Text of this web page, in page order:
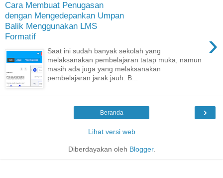
Cara Membuat Penugasan
dengan Mengedepankan Umpan
Balik Menggunakan LMS
Formatif
›
Saat ini sudah banyak sekolah yang
melaksanakan pembelajaran tatap muka, namun
masih ada juga yang melaksanakan
pembelajaran jarak jauh. B...
›
Beranda
Lihat versi web
Diberdayakan oleh Blogger.